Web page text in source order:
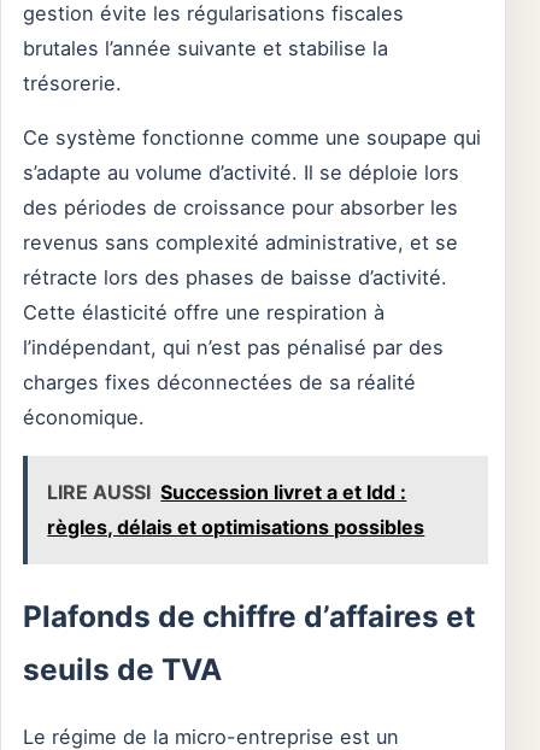
gestion évite les régularisations fiscales
brutales l’année suivante et stabilise la
trésorerie.
Ce système fonctionne comme une soupape qui
s’adapte au volume d’activité. Il se déploie lors
des périodes de croissance pour absorber les
revenus sans complexité administrative, et se
rétracte lors des phases de baisse d’activité.
Cette élasticité offre une respiration à
l’indépendant, qui n’est pas pénalisé par des
charges fixes déconnectées de sa réalité
économique.
LIRE AUSSI Succession livret a et ldd :
règles, délais et optimisations possibles
Plafonds de chiffre d’affaires et
seuils de TVA
Le régime de la micro-entreprise est un